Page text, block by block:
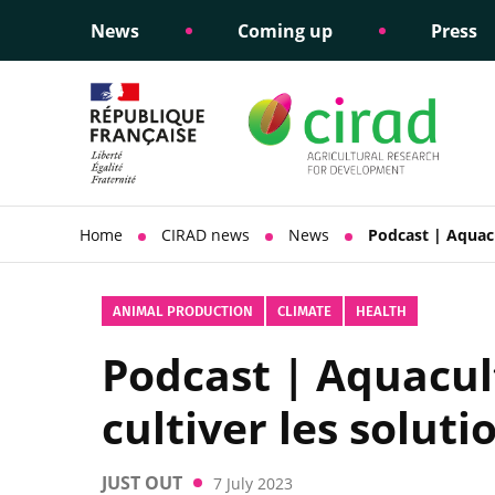
News Coming up Press
Informing public policy
Science
support
Ethical commitments
Social
policy
Home CIRAD news News Podcast |
ANIMAL PRODUCTION CLIMATE HEALTH
Podcast |
cultiver les
JUST OUT 7 July 2023